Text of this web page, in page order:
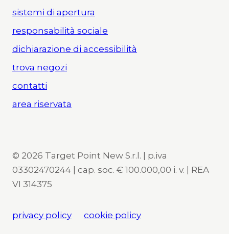
sistemi di apertura
responsabilità sociale
dichiarazione di accessibilità
trova negozi
contatti
area riservata
© 2026 Target Point New S.r.l. | p.iva
03302470244 | cap. soc. € 100.000,00 i. v. | REA
VI 314375
privacy policy cookie policy